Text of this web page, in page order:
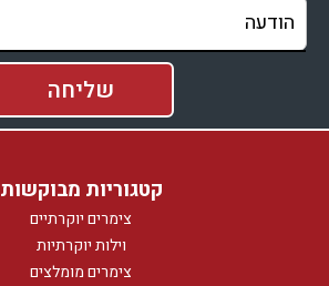
קטגוריות מבוקשות
צימרים יוקרתיים
וילות יוקרתיות
צימרים מומלצים